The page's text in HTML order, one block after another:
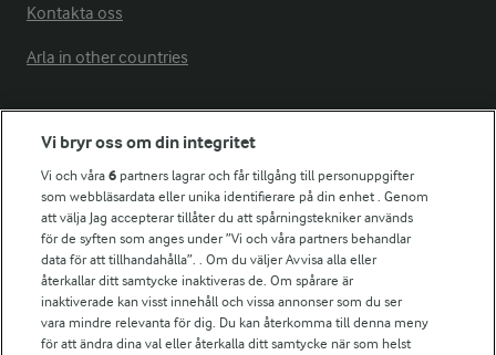
Kontakta oss
Arla in other countries
Fler Arlasajter
För ägare
Arlas kundportal
Arla.com
Falbygdens Ost
Arla webbshop
Bildbank
Vi bryr oss om din integritet
Vi och våra6 partners lagrar och får tillgång till personuppgifter
som webbläsardata eller unika identifierare på din enhet . Genom
att välja Jag accepterar tillåter du att spårningstekniker används
för de syften som anges under ”Vi och våra partners behandlar
data för att tillhandahålla”. . Om du väljer Avvisa alla eller
återkallar ditt samtycke inaktiveras de. Om spårare är
inaktiverade kan visst innehåll och vissa annonser som du ser
vara mindre relevanta för dig. Du kan återkomma till denna meny
för att ändra dina val eller återkalla ditt samtycke när som helst